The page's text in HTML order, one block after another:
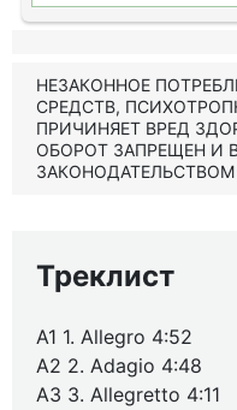
НЕЗАКОННОЕ
СРЕДСТВ,
ПРИЧИНЯЕТ ВРЕД
ОБОРОТ ЗАПРЕЩЕН И
Треклист
A1 1. Allegro 4:52
A2 2. Adagio 4:48
A3 3. Allegretto 4:11